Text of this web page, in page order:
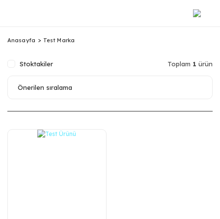
Anasayfa Test Marka
Stoktakiler Toplam 1 ürün